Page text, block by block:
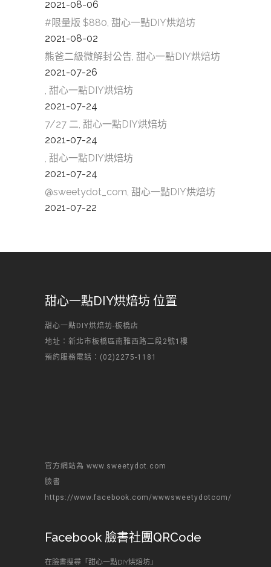
2021-08-06
#限量版 $880, 甜心一點DIY烘焙坊
2021-08-02
熊爸二級微解封公告, 甜心一點DIY烘焙坊
2021-07-26
, 甜心一點DIY烘焙坊
2021-07-24
7/27 二, 甜心一點DIY烘焙坊
2021-07-24
, 甜心一點DIY烘焙坊
2021-07-24
@sweetydot_com, 甜心一點DIY烘焙坊
2021-07-22
甜心一點DIY烘焙坊 位置
甜心一點DIY烘焙坊-板橋店
地址：新北市板橋區南雅西路二段2號1樓
預約服務電話：(02)2275-1181
官方網站為 www.sweetydot.com
臉書
https://www.facebook.com/wwwsweetydotcom/
Facebook 臉書社團QRCode
在臉書搜尋「甜心一點DIY烘焙坊」